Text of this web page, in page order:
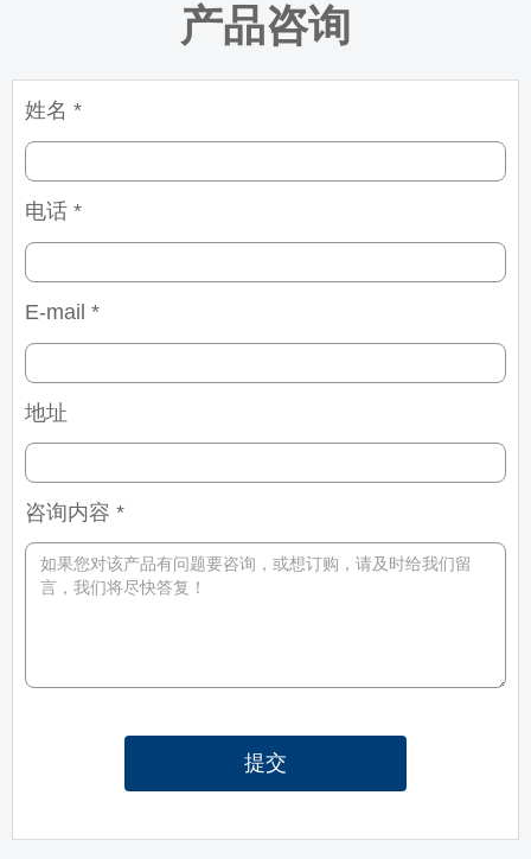
产品咨询
姓名 *
电话 *
E-mail *
地址
咨询内容 *
提交